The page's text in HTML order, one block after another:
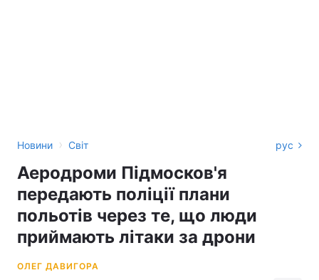
Новини › Світ рус
Аеродроми Підмосков'я
передають поліції плани
польотів через те, що люди
приймають літаки за дрони
ОЛЕГ ДАВИГОРА